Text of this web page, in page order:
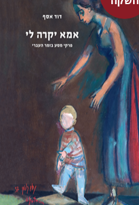
דוד אסף
מחיר השקה
$53
$37